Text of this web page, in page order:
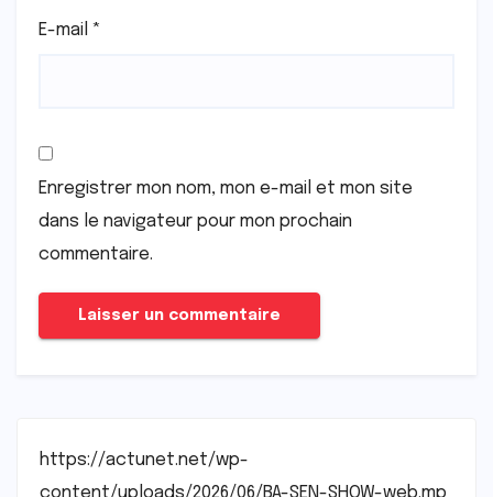
E-mail *
Enregistrer mon nom, mon e-mail et mon site
dans le navigateur pour mon prochain
commentaire.
https://actunet.net/wp-
content/uploads/2026/06/BA-SEN-SHOW-web.mp